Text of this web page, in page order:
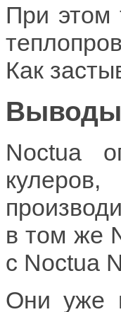
При этом
Как
Выводы
Noctua
в том же
с Noctua
Они уже